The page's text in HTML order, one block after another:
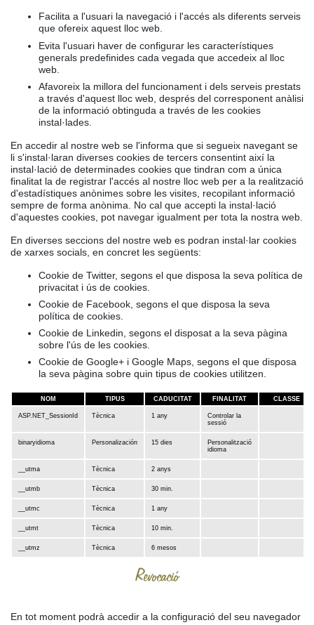
Facilita a l'usuari la navegació i l'accés als diferents serveis
que ofereix aquest lloc web.
Evita l'usuari haver de configurar les característiques
generals predefinides cada vegada que accedeix al lloc
web.
Afavoreix la millora del funcionament i dels serveis prestats
a través d'aquest lloc web, després del corresponent anàlisi
de la informació obtinguda a través de les cookies
instal·lades.
En accedir al nostre web se l'informa que si segueix navegant se
li s'instal·laran diverses cookies de tercers consentint així la
instal·lació de determinades cookies que tindran com a única
finalitat la de registrar l'accés al nostre lloc web per a la realització
d'estadístiques anònimes sobre les visites, recopilant informació
sempre de forma anònima. No cal que accepti la instal·lació
d'aquestes cookies, pot navegar igualment per tota la nostra web.
En diverses seccions del nostre web es podran instal·lar cookies
de xarxes socials, en concret les següents:
Cookie de Twitter, segons el que disposa la seva política de
privacitat i ús de cookies.
Cookie de Facebook, segons el que disposa la seva
política de cookies.
Cookie de Linkedin, segons el disposat a la seva pàgina
sobre l'ús de les cookies.
Cookie de Google+ i Google Maps, segons el que disposa
la seva pàgina sobre quin tipus de cookies utilitzen.
NOM TIPUS CADUCITAT FINALITAT CLASSE
ASP.NET_SessionId Tècnica 1 any
Controlar la
sessió
binaryidioma Personalización 15 dies
Personalització
idioma
__utma Tècnica 2 anys
__utmb Tècnica 30 min.
__utmc Tècnica 1 any
__utmt Tècnica 10 min.
__utmz Tècnica 6 mesos
Revocació
En tot moment podrà accedir a la configuració del seu navegador